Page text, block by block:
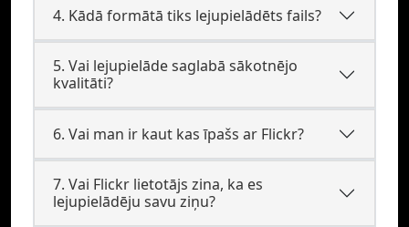
4. Kādā formātā tiks lejupielādēts fails?
5. Vai lejupielāde saglabā sākotnējo
kvalitāti?
6. Vai man ir kaut kas īpašs ar Flickr?
7. Vai Flickr lietotājs zina, ka es
lejupielādēju savu ziņu?